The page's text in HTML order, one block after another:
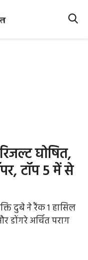
घोषित,
टॉप 5 में से
दुबे ने रैंक 1 हासिल
डोंगरे अर्चित पराग